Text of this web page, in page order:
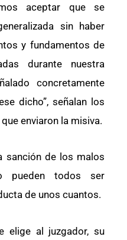
aceptar que se
sin haber
y fundamentos de
durante nuestra
concretamente
dicho”, señalan los
enviaron la misiva.
sanción de los malos
pueden todos ser
de unos cuantos.
elige al juzgador, su